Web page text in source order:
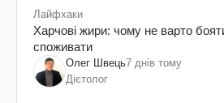
Лайфхаки
Харчові жири: чому не варто
споживати
Олег Швець7 днів тому
Дієтолог